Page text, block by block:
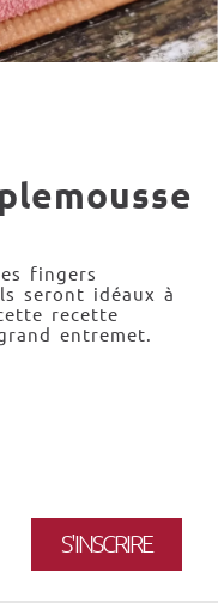
fingers
seront idéaux à
recette
entremet.
S'INSCRIRE